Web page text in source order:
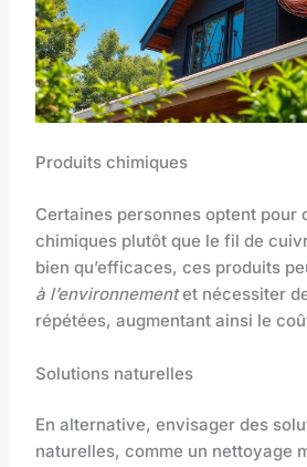
Produits chimiques
Certaines personnes optent pour
chimiques plutôt que le fil de
bien qu’efficaces, ces produits
à l’environnementet nécessiter
répétées, augmentant ainsi le
Solutions naturelles
En alternative, envisager des
naturelles, comme un nettoyage